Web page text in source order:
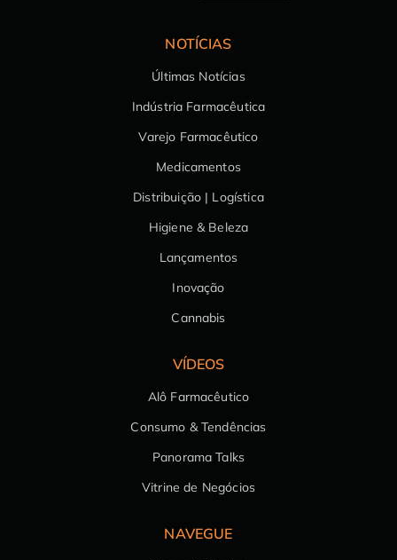
NOTÍCIAS
Últimas Notícias
Indústria Farmacêutica
Varejo Farmacêutico
Medicamentos
Distribuição | Logística
Higiene & Beleza
Lançamentos
Inovação
Cannabis
VÍDEOS
Alô Farmacêutico
Consumo & Tendências
Panorama Talks
Vitrine de Negócios
NAVEGUE